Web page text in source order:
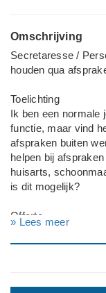
Omschrijving
Secretaresse /
houden qua
Toelichting
Ik ben een normale
functie, maar vind
afspraken buiten
helpen bij
huisarts,
is dit mogelijk?
Offerte
kunnen maken?
» Lees meer